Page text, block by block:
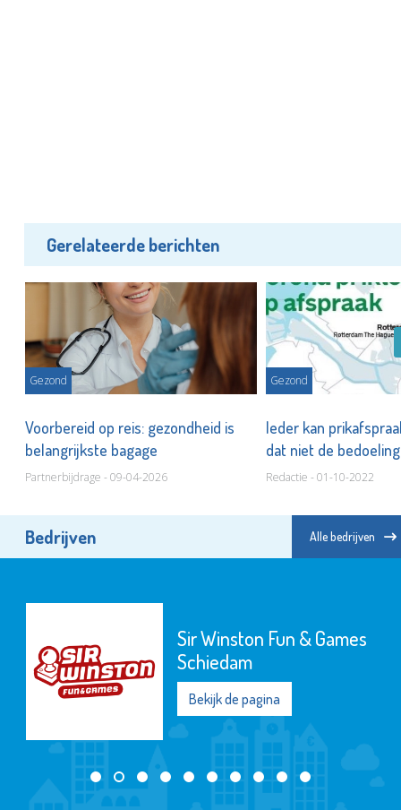
Gerelateerde berichten
Gezond
Voorbereid op reis: gezondheid is
belangrijkste bagage
Partnerbijdrage - 09-04-2026
Gezond
Ieder kan
dat niet de
Redactie - 01-10-2022
Bedrijven Alle bedrijven
Sir Winston Fun & Games
Schiedam
Bekijk de pagina